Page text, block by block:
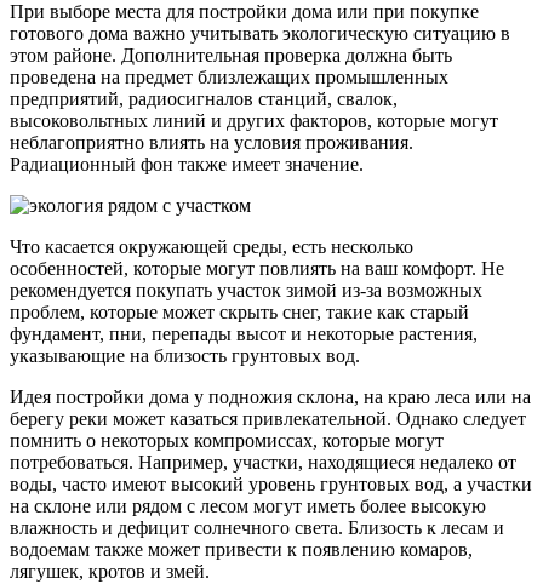
При выборе места для постройки дома или при покупке
готового дома важно учитывать экологическую ситуацию в
этом районе. Дополнительная проверка должна быть
проведена на предмет близлежащих промышленных
предприятий, радиосигналов станций, свалок,
высоковольтных линий и других факторов, которые могут
неблагоприятно влиять на условия проживания.
Радиационный фон также имеет значение.
Что касается окружающей среды, есть несколько
особенностей, которые могут повлиять на ваш комфорт. Не
рекомендуется покупать участок зимой из-за возможных
проблем, которые может скрыть снег, такие как старый
фундамент, пни, перепады высот и некоторые растения,
указывающие на близость грунтовых вод.
Идея постройки дома у подножия склона, на краю леса или на
берегу реки может казаться привлекательной. Однако следует
помнить о некоторых компромиссах, которые могут
потребоваться. Например, участки, находящиеся недалеко от
воды, часто имеют высокий уровень грунтовых вод, а участки
на склоне или рядом с лесом могут иметь более высокую
влажность и дефицит солнечного света. Близость к лесам и
водоемам также может привести к появлению комаров,
лягушек, кротов и змей.